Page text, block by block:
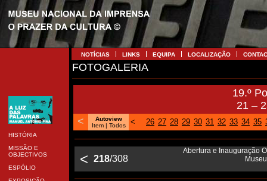
HISTÓRIA
MISSÃO E
OBJECTIVOS
ESPÓLIO
NOTÍCIAS LINKS EQUIPA LOCALIZAÇÃO
FOTOGALERIA
19.º
21 –
<
Autoview
Item | Todos < 26 27 28 29 30 31 32 33 34 35
< 218/308
Abertura e Inauguração